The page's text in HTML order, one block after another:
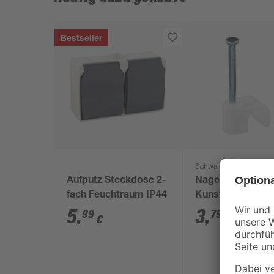
Bestseller
Aufputz Steckdose 2-
fach Feuchtraum IP44
5,99 €
Schwaiger
Nagelschellen
Kunststoff/Stahl
Ø 7 mm 20 Stück
3,79